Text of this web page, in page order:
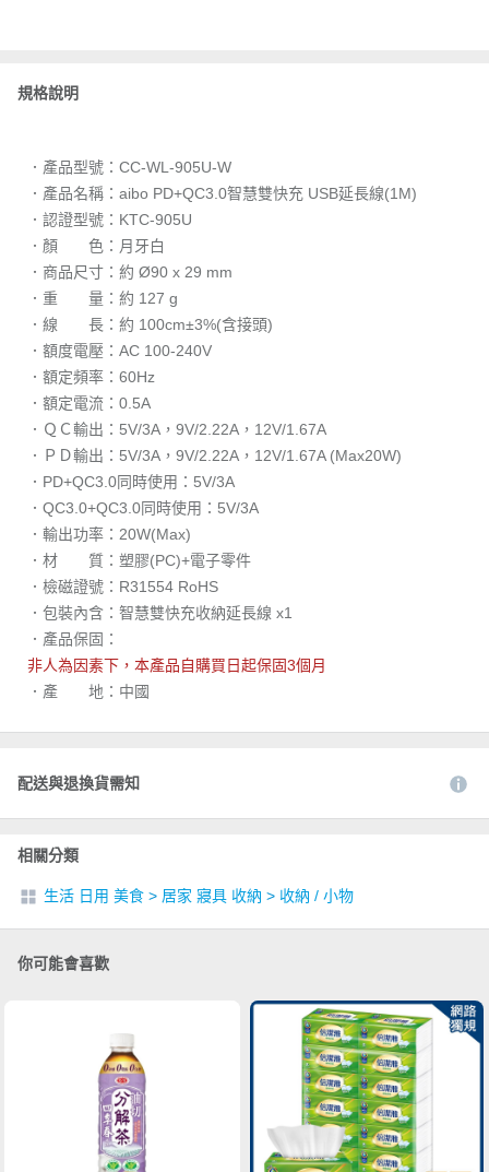
規格說明
．產品型號：CC-WL-905U-W
．產品名稱：aibo PD+QC3.0智慧雙快充 USB延長線(1M)
．認證型號：KTC-905U
．顏 色：月牙白
．商品尺寸：約 Ø90 x 29 mm
．重 量：約 127 g
．線 長：約 100cm±3%(含接頭)
．額度電壓：AC 100-240V
．額定頻率：60Hz
．額定電流：0.5A
．ＱＣ輸出：5V/3A，9V/2.22A，12V/1.67A
．ＰＤ輸出：5V/3A，9V/2.22A，12V/1.67A (Max20W)
．PD+QC3.0同時使用：5V/3A
．QC3.0+QC3.0同時使用：5V/3A
．輸出功率：20W(Max)
．材 質：塑膠(PC)+電子零件
．檢磁證號：R31554 RoHS
．包裝內含：智慧雙快充收納延長線 x1
．產品保固：
非人為因素下，本產品自購買日起保固3個月
．產 地：中國
配送與退換貨需知
相關分類
生活 日用 美食 > 居家 寢具 收納 > 收納 / 小物
你可能會喜歡